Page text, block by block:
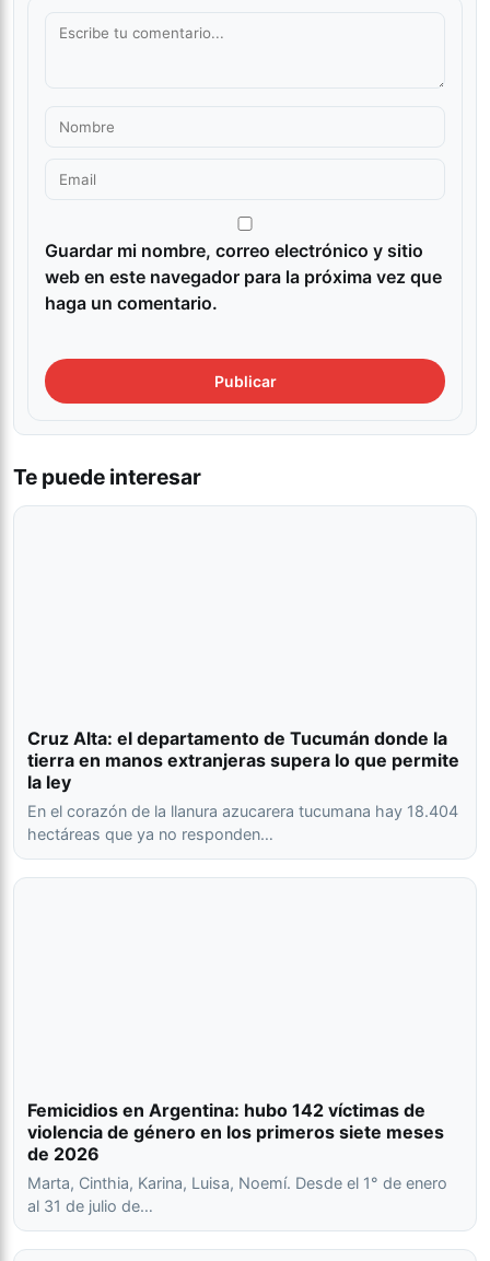
Guardar mi nombre, correo electrónico y sitio
web en este navegador para la próxima vez que
haga un comentario.
Te puede interesar
Cruz Alta: el departamento de Tucumán donde la
tierra en manos extranjeras supera lo que permite
la ley
En el corazón de la llanura azucarera tucumana hay 18.404
hectáreas que ya no responden…
Femicidios en Argentina: hubo 142 víctimas de
violencia de género en los primeros siete meses
de 2026
Marta, Cinthia, Karina, Luisa, Noemí. Desde el 1° de enero
al 31 de julio de…